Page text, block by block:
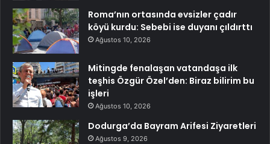
Roma’nın ortasında evsizler çadır
köyü kurdu: Sebebi ise duyanı çıldırttı
Ağustos 10, 2026
Mitingde fenalaşan vatandaşa ilk
teşhis Özgür Özel’den: Biraz bilirim bu
işleri
Ağustos 10, 2026
Dodurga’da Bayram Arifesi Ziyaretleri
Ağustos 9, 2026